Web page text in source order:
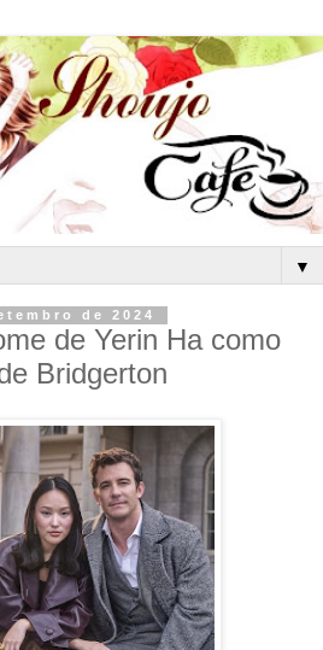
▼
de 2024
de Yerin Ha como
Bridgerton